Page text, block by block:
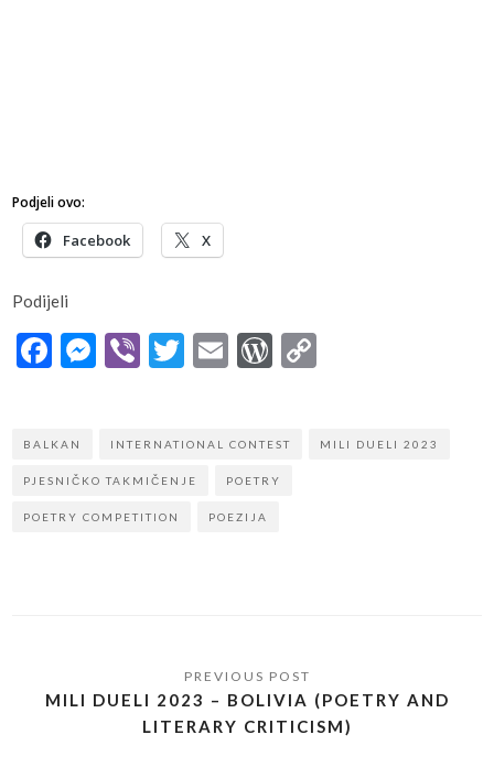
Podjeli ovo:
Facebook X
Podijeli
Facebook
Messenger
ViberTwitter
EmailWordPress
BALKAN INTERNATIONAL CONTEST MILI DUELI 2023
PJESNIČKO TAKMIČENJE POETRY
POETRY COMPETITION POEZIJA
MILI DUELI 2023 – BOLIVIA (POETRY AND
LITERARY CRITICISM)